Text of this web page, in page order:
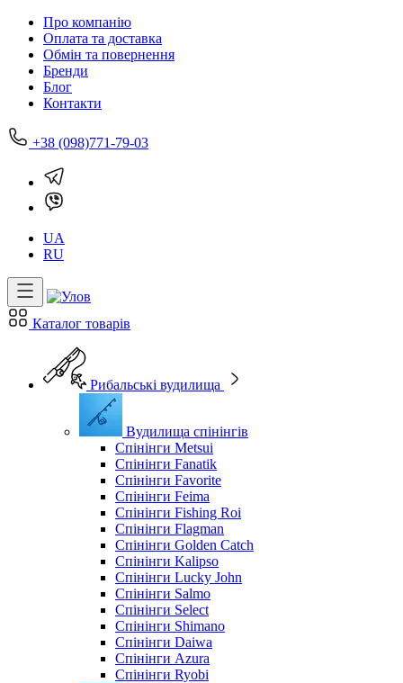
Про компанію
Оплата та доставка
Обмін та повернення
Бренди
Блог
Контакти
+38 (098)771-79-03
UA
RU
Каталог товарів
Рибальські вудилища
Вудилища спінінгів
Спінінги Metsui
Спінінги Fanatik
Спінінги Favorite
Спінінги Feima
Спінінги Fishing Roi
Спінінги Flagman
Спінінги Golden Catch
Спінінги Kalipso
Спінінги Lucky John
Спінінги Salmo
Спінінги Select
Спінінги Shimano
Спінінги Daiwa
Спінінги Azura
Спінінги Ryobi